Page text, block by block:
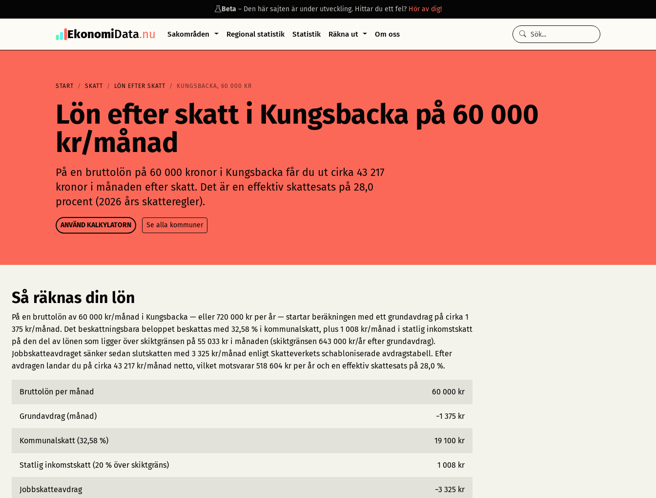
Beta– Den här sajten är under utveckling. Hittar du ett fel? Hör av dig!
EkonomiData.nu Sakområden Regional statistik Statistik Räkna ut Om oss
START SKATT LÖN EFTER SKATT KUNGSBACKA, 60 000 KR
Lön efter skatt i Kungsbacka på 60 000
kr/månad
På en bruttolön på 60 000 kronor i Kungsbacka får du ut cirka 43 217
kronor i månaden efter skatt. Det är en effektiv skattesats på 28,0
procent (2026 års skatteregler).
ANVÄND KALKYLATORN Se alla kommuner
Så räknas din lön
På en bruttolön av 60 000 kr/månad i Kungsbacka — eller 720 000 kr per år — startar beräkningen med ett grundavdrag på cirka 1
375 kr/månad. Det beskattningsbara beloppet beskattas med 32,58 % i kommunalskatt, plus 1 008 kr/månad i statlig inkomstskatt
på den del av lönen som ligger över skiktgränsen på 55 033 kr i månaden (skiktgränsen 643 000 kr/år efter grundavdrag).
Jobbskatteavdraget sänker sedan slutskatten med 3 325 kr/månad enligt Skatteverkets schabloniserade avdragstabell. Efter
avdragen landar du på cirka 43 217 kr/månad netto, vilket motsvarar 518 604 kr per år och en effektiv skattesats på 28,0 %.
Bruttolön per månad 60 000 kr
Grundavdrag (månad) −1 375 kr
Kommunalskatt (32,58 %) 19 100 kr
Statlig inkomstskatt (20 % över skiktgräns) 1 008 kr
Jobbskatteavdrag −3 325 kr